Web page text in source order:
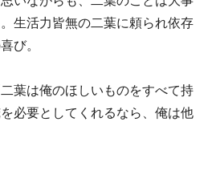
生活力皆無の二葉に頼られ依存
び。
葉は俺のほしいものをすべて持
必要としてくれるなら、俺は他